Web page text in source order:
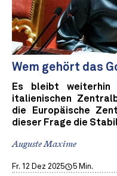
Wem gehört das
Es bleibt weiterhin
italienischen
die Europäische
dieser Frage die
Auguste Maxime
Fr. 12 Dez 2025 5 Min.